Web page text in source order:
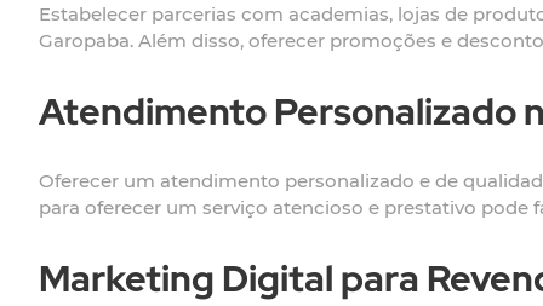
Estabelecer parcerias com academias, lojas de
Garopaba. Além disso, oferecer promoções e
Atendimento Personalizado
Oferecer um atendimento personalizado e de
para oferecer um serviço atencioso e prestativo
Marketing Digital para